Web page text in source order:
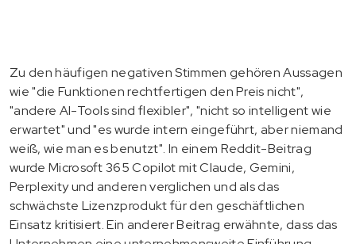
Zu den häufigen negativen Stimmen gehören Aussagen
wie "die Funktionen rechtfertigen den Preis nicht",
"andere AI-Tools sind flexibler", "nicht so intelligent wie
erwartet" und "es wurde intern eingeführt, aber niemand
weiß, wie man es benutzt". In einem Reddit-Beitrag
wurde Microsoft 365 Copilot mit Claude, Gemini,
Perplexity und anderen verglichen und als das
schwächste Lizenzprodukt für den geschäftlichen
Einsatz kritisiert. Ein anderer Beitrag erwähnte, dass das